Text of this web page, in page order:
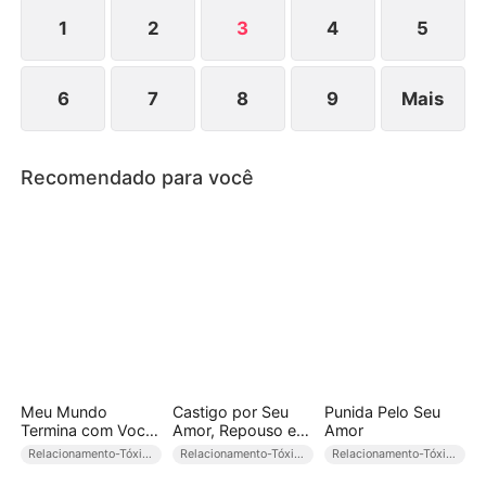
memória, os dois lutam para salvar um amor
1 2 3 4 5
6 7 8 9 Mais
Recomendado para você
Meu Mundo
Termina com Você
(Dublado)
Relacionamento-Tóxico
Castigo por Seu
Amor, Repouso em
Seu Ódio
Relacionamento-Tóxico
Punida Pelo Seu
Amor
Relacionamento-Tóxico